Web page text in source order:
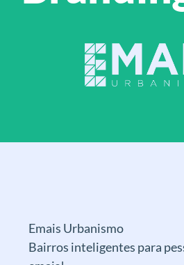
Emais Urbanismo
Bairros inteligentes para